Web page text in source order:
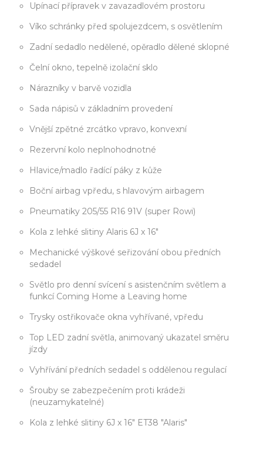
Upínací přípravek v zavazadlovém prostoru
Víko schránky před spolujezdcem, s osvětlením
Zadní sedadlo nedělené, opěradlo dělené sklopné
Čelní okno, tepelně izolační sklo
Nárazníky v barvě vozidla
Sada nápisů v základním provedení
Vnější zpětné zrcátko vpravo, konvexní
Rezervní kolo neplnohodnotné
Hlavice/madlo řadící páky z kůže
Boční airbag vpředu, s hlavovým airbagem
Pneumatiky 205/55 R16 91V (super Rowi)
Kola z lehké slitiny Alaris 6J x 16"
Mechanické výškové seřizování obou předních
sedadel
Světlo pro denní svícení s asistenčním světlem a
funkcí Coming Home a Leaving home
Trysky ostřikovače okna vyhřívané, vpředu
Top LED zadní světla, animovaný ukazatel směru
jízdy
Vyhřívání předních sedadel s oddělenou regulací
Šrouby se zabezpečením proti krádeži
(neuzamykatelné)
Kola z lehké slitiny 6J x 16" ET38 "Alaris"